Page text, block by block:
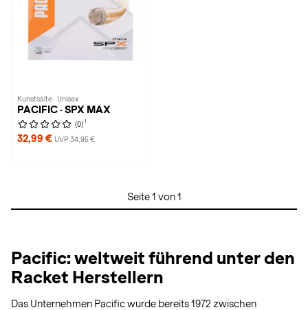
Kunstsaite · Unisex
PACIFIC · SPX MAX
(0) 1
32,99 € UVP 34,95 €
Seite 1 von 1
Pacific: weltweit führend unter den
Racket Herstellern
Das Unternehmen Pacific wurde bereits 1972 zwischen